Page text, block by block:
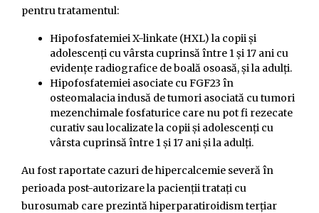
pentru tratamentul:
Hipofosfatemiei X-linkate (HXL) la copii și
adolescenți cu vârsta cuprinsă între 1 și 17 ani cu
evidențe radiografice de boală osoasă, și la adulți.
Hipofosfatemiei asociate cu FGF23 în
osteomalacia indusă de tumori asociată cu tumori
mezenchimale fosfaturice care nu pot fi rezecate
curativ sau localizate la copii și adolescenți cu
vârsta cuprinsă între 1 și 17 ani și la adulți.
Au fost raportate cazuri de hipercalcemie severă în
perioada post-autorizare la pacienții tratați cu
burosumab care prezintă hiperparatiroidism terțiar